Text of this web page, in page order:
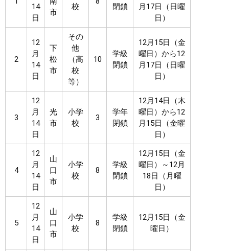
14
日
市
校
閉鎖
月17日（日曜
日）
2
12
月
14
日
下
松
市
その
他
（高
校
等）
10
学級
閉鎖
12月15日（金
曜日）から12
月17日（日曜
日）
3
12
月
14
日
光
市
小学
校
3
学年
閉鎖
12月14日（木
曜日）から12
月15日（金曜
日）
4
12
月
14
日
山
口
市
小学
校
8
学級
閉鎖
12月15日（金
曜日）～12月
18日（月曜
日）
5
12
月
14
日
山
口
市
小学
校
8
学級
閉鎖
12月15日（金
曜日）